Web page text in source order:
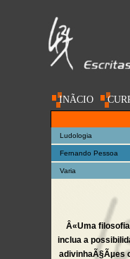
INÃ­CIO
Ludologia
Fernando Pessoa
Varia
Â«Uma
inclua a
adivinhaÃ§Ãµes